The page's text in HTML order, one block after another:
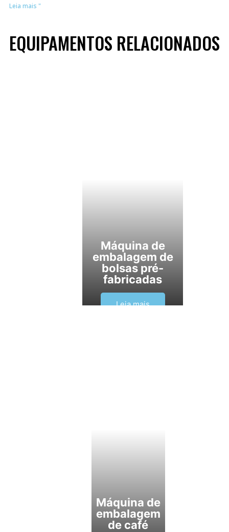
Leia mais "
EQUIPAMENTOS RELACIONADOS
Máquina de
embalagem de
bolsas pré-
fabricadas
Leia mais
Máquina de
embalagem
de café